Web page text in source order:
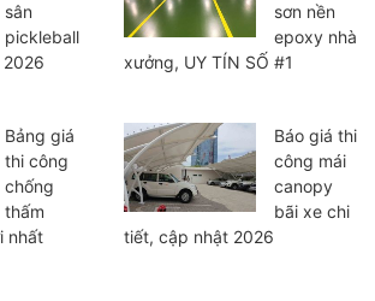
sân
pickleball
sơn nền
epoxy nhà
xưởng, UY TÍN SỐ #1
Bảng giá
thi công
chống
thấm
nhất
Báo giá thi
công mái
canopy
bãi xe chi
tiết, cập nhật 2026